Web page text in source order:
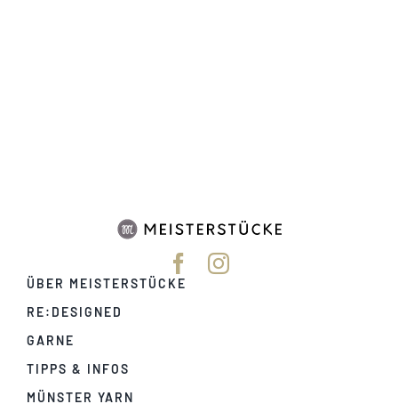
ÜBER MEISTERSTÜCKE
RE:DESIGNED
GARNE
TIPPS & INFOS
MÜNSTER YARN